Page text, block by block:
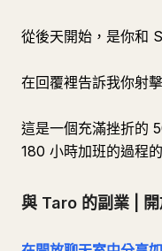
從後天開始，是你和
在回覆裡告訴我你射
這是一個充滿挫折的
180 小時加班的過程
與 Taro 的副業 | 開